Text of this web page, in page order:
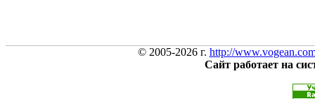
© 2005-2026 г. http://
Сайт работает на